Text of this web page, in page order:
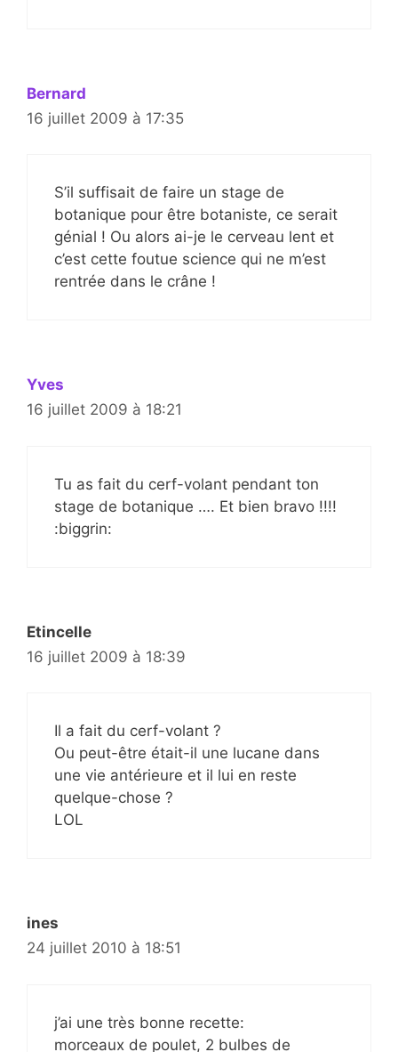
Bernard
16 juillet 2009 à 17:35
S’il suffisait de faire un stage de
botanique pour être botaniste, ce serait
génial ! Ou alors ai-je le cerveau lent et
c’est cette foutue science qui ne m’est
rentrée dans le crâne !
Yves
16 juillet 2009 à 18:21
Tu as fait du cerf-volant pendant ton
stage de botanique …. Et bien bravo !!!!
:biggrin:
Etincelle
16 juillet 2009 à 18:39
Il a fait du cerf-volant ?
Ou peut-être était-il une lucane dans
une vie antérieure et il lui en reste
quelque-chose ?
LOL
ines
24 juillet 2010 à 18:51
j’ai une très bonne recette:
morceaux de poulet, 2 bulbes de